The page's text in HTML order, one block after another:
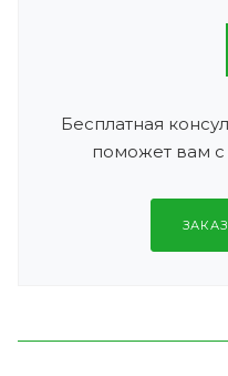
Бесплатная
поможет вам